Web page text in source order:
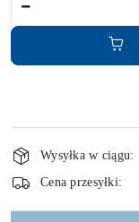
Dostępność
i
dostawa
Wysyłka w ciągu:
Cena przesyłki: